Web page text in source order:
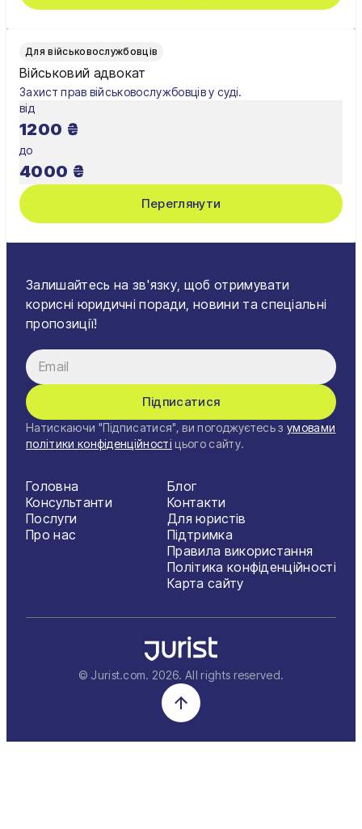
Для військовослужбовців
Військовий адвокат
Захист прав військовослужбовців у суді.
від
1200 ₴
до
4000 ₴
Переглянути
Залишайтесь на зв'язку, щоб отримувати
корисні юридичні поради, новини та спеціальні
пропозиції!
Підписатися
Натискаючи "Підписатися", ви погоджуєтесь з умовами
політики конфіденційності цього сайту.
Головна
Консультанти
Послуги
Про нас
Блог
Контакти
Для юристів
Підтримка
Правила використання
Політика конфіденційності
Карта сайту
© Jurist.com. 2026. All rights reserved.